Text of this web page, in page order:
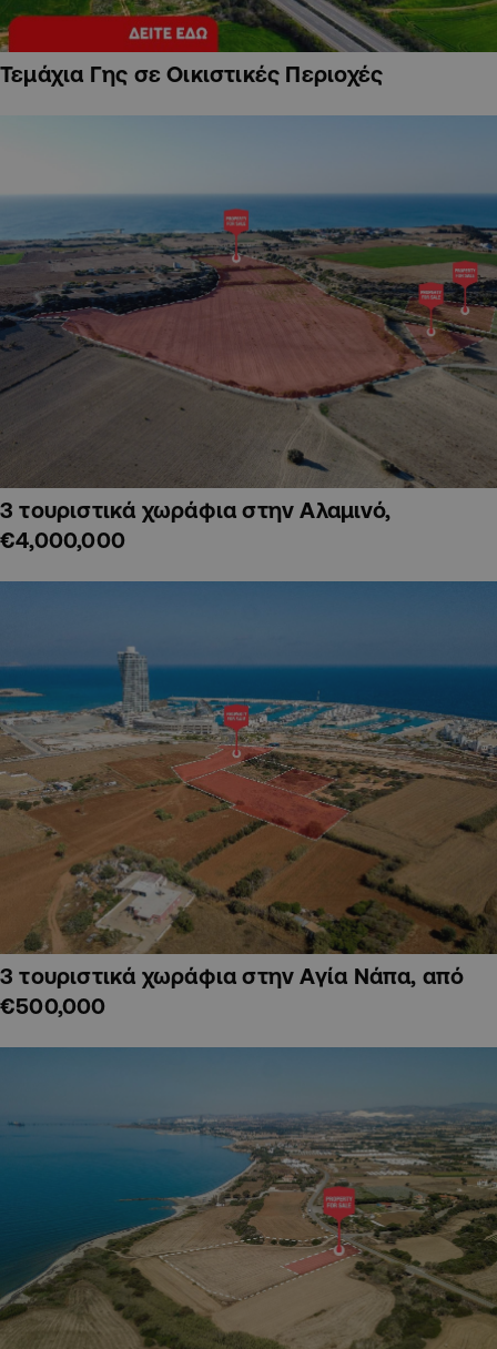
Τεμάχια Γης σε Οικιστικές Περιοχές
3 τουριστικά χωράφια στην Αλαμινό,
€4,000,000
3 τουριστικά χωράφια στην Αγία Νάπα, από
€500,000